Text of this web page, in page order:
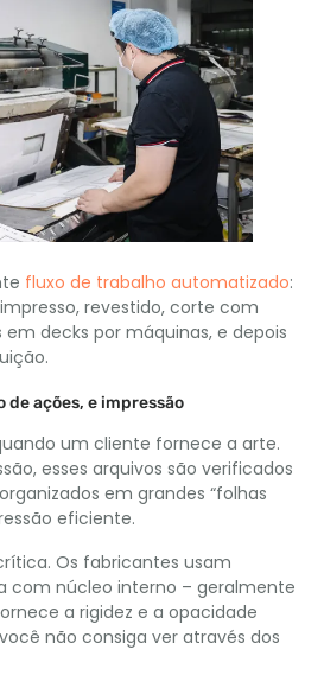
fluxo de trabalho automatizado:
revestido, corte com
decks por máquinas, e depois
de ações, e impressão
um cliente fornece a arte.
esses arquivos são verificados
em grandes “folhas
eficiente.
Os fabricantes usam
com núcleo interno – geralmente
a rigidez e a opacidade
não consiga ver através dos